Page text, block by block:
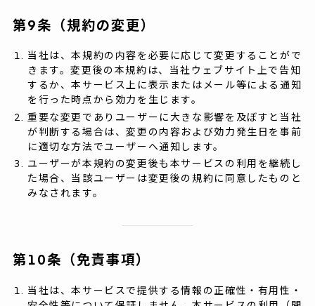
第9条（規約の変更）
当社は、本規約の内容を必要に応じて変更することがで
きます。変更後の本規約は、当社ウェブサイト上で告知
するか、本サービス上に表示またはメール等による通知
を行った時点から効力を生じます。
重要な変更でありユーザーに大きな影響を及ぼすと当社
が判断する場合は、変更の内容および効力発生日を事前
に適切な方法でユーザーへ通知します。
ユーザーが本規約の変更後も本サービスの利用を継続し
た場合、当該ユーザーは変更後の規約に同意したものと
みなされます。
第10条（免責事項）
当社は、本サービスで提供する情報の正確性・有用性・